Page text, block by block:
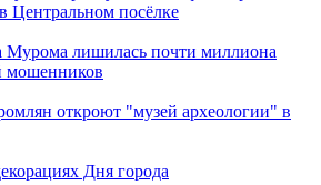
Центральном посёлке
Мурома лишилась почти миллиона
мошенников
откроют "музей археологии" в
Дня города